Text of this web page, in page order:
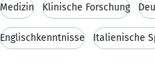
Medizin Klinische Forschung
Englischkenntnisse Italienische